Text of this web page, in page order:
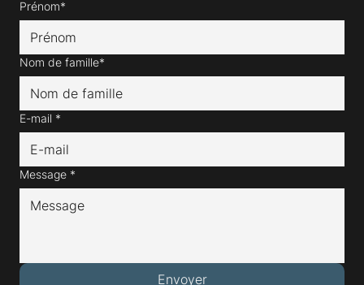
Prénom*
Nom de famille*
E-mail *
Message *
Envoyer